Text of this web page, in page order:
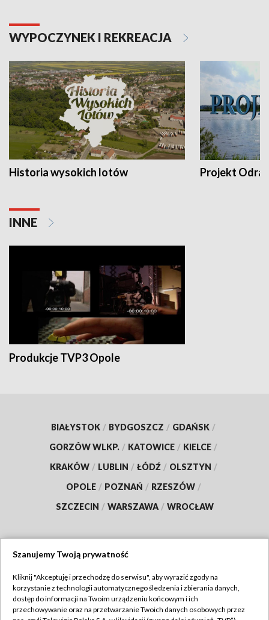
WYPOCZYNEK I REKREACJA
Historia wysokich lotów Projekt Odra
INNE
Produkcje TVP3 Opole
BIAŁYSTOK / BYDGOSZCZ / GDAŃSK /
GORZÓW WLKP. / KATOWICE / KIELCE /
KRAKÓW / LUBLIN / ŁÓDŹ / OLSZTYN /
OPOLE / POZNAŃ / RZESZÓW /
SZCZECIN / WARSZAWA / WROCŁAW
TVP
Abonament TVP
Regulamin TVP
Szanujemy Twoją prywatność
Kliknij "Akceptuję i przechodzę do serwisu", aby wyrazić zgody na
korzystanie z technologii automatycznego śledzenia i zbierania danych,
dostęp do informacji na Twoim urządzeniu końcowym i ich
przechowywanie oraz na przetwarzanie Twoich danych osobowych przez